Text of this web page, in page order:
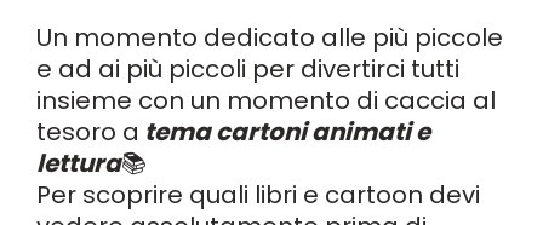
Un momento dedicato alle più piccole
e ad ai più piccoli per divertirci tutti
insieme con un momento di caccia al
tesoro a tema cartoni animati e
lettura📚
Per scoprire quali libri e cartoon devi